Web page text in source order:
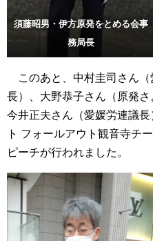
須藤昭男・伊方原発をとめる会事
務局長
このあと、中村圭司さん（
長）、大野恭子さん（原発さ
今井正夫さん（愛媛労連議
ト フォールアウト観音寺チ
ピーチが行われました。